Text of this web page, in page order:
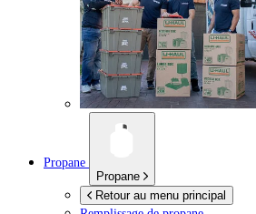
Propane
Propane
Retour au menu principal